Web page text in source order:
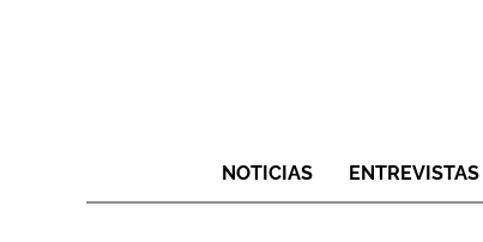
NOTICIAS ENTREVISTAS